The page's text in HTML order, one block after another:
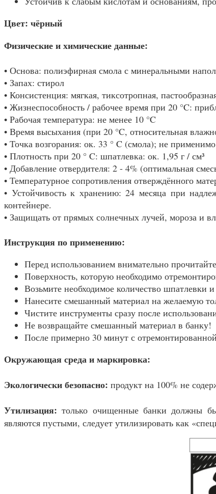
Цвет: чёрный
Физические и химические данные:
• Основа: полиэфирная смола с минеральными
• Запах: стирол
• Консистенция: мягкая, тиксотропная,
• Жизнеспособность / рабочее время при 20 °C:
• Рабочая температура: не менее 10 °C
• Время высыхания (при 20 °C, относительная
• Точка возгорания: ок. 33 ° C (смола); не
• Плотность при 20 ° C: шпатлевка: ок. 1,95 г / см³
• Добавление отвердителя: 2 - 4% (оптимальная
• Температурное сопротивления отверждённого
• Устойчивость к хранению: 24 месяца при
контейнере.
• Защищать от прямых солнечных лучей, мороза и
Инструкция по применению:
Перед использованием внимательно
Поверхность, которую необходимо
Возьмите необходимое количество шпатлевки
Нанесите смешанный материал на желаемую
Чистите инструменты сразу после
Не возвращайте смешанный материал в банку!
После примерно 30 минут с
Окружающая среда и маркировка:
Экологически безопасно: продукт на 100% не
Утилизация:только очищенные банки должны
являются пустыми, следует утилизировать как